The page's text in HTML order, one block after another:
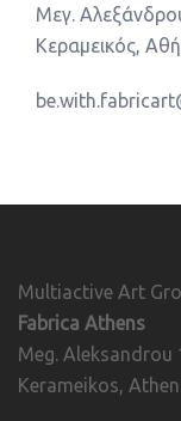
Μεγ.
Κεραμεικός,
Multiactive Art
Fabrica Athens
Meg. Aleksandrou
Kerameikos,